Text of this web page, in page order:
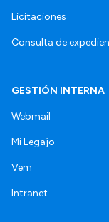
Licitaciones
Consulta de
GESTIÓN INTERNA
Webmail
Mi Legajo
Vem
Intranet